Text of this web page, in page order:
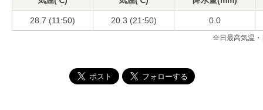
28.7 (11:50) 20.3 (21:50) 0.0
※日最高気温・